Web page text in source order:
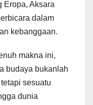
Eropa, Aksara
dalam
kebanggaan.
makna ini,
budaya bukanlah
sesuatu
dunia